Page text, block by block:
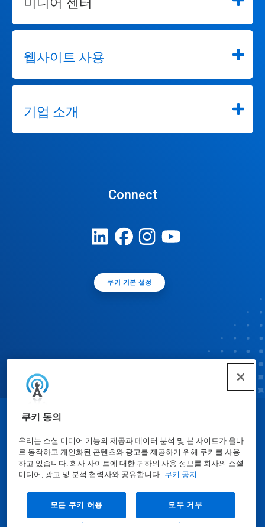
쿠키 동의
우리는 소셜 미디어 기능의 제공과 데이터 분석 및 본 사이트가 올바
로 동작하고 개인화된 콘텐츠와 광고를 제공하기 위해 쿠키를 사용
하고 있습니다. 회사 사이트에 대한 귀하의 사용 정보를 회사의 소셜
미디어, 광고 및 분석 협력사와 공유합니다. 쿠키 공지
모든 쿠키 허용 모두 거부
웹사이트 사용
기업 소개
Connect
쿠키 기본 설정
물질안전보건자료표| 개인정보보호방침|이용약관